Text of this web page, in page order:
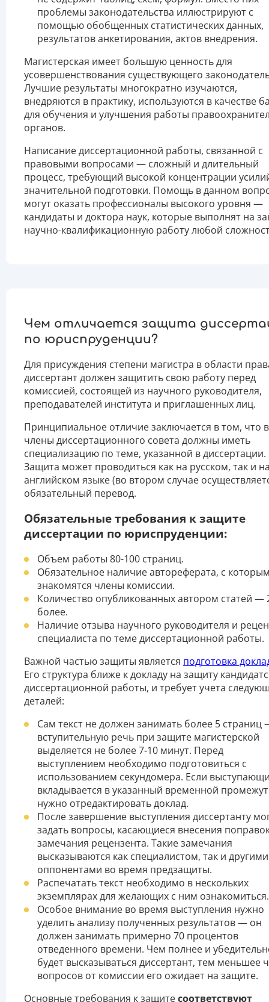
проблемы законодательства иллюстрируют с
помощью обобщенных статистических данных,
результатов анкетирования, актов внедрения.
Магистерская имеет большую ценность для
усовершенствования существующего
Лучшие результаты многократно изучаются,
внедряются в практику, используются в качестве
для обучения и улучшения работы
органов.
Написание диссертационной работы, связанной с
правовыми вопросами — сложный и длительный
процесс, требующий высокой концентрации
значительной подготовки. Помощь в данном
могут оказать профессионалы высокого уровня —
кандидаты и доктора наук, которые выполнят на
научно-квалификационную работу любой
Чем отличается защита
по юриспруденции?
Для присуждения степени магистра в области
диссертант должен защитить свою работу перед
комиссией, состоящей из научного руководителя,
преподавателей института и приглашенных лиц.
Принципиальное отличие заключается в том, что
члены диссертационного совета должны иметь
специализацию по теме, указанной в диссертации.
Защита может проводиться как на русском, так и
английском языке (во втором случае
обязательный перевод.
Обязательные требования к защите
диссертации по юриспруденции:
Объем работы 80-100 страниц.
Обязательное наличие автореферата, с
знакомятся члены комиссии.
Количество опубликованных автором статей —
более.
Наличие отзыва научного руководителя и
специалиста по теме диссертационной работы.
Важной частью защиты является подготовка
Его структура ближе к докладу на защиту
диссертационной работы, и требует учета
деталей:
Сам текст не должен занимать более 5 страниц
вступительную речь при защите магистерской
выделяется не более 7-10 минут. Перед
выступлением необходимо подготовиться с
использованием секундомера. Если
вкладывается в указанный временной
нужно отредактировать доклад.
После завершение выступления диссертанту
задать вопросы, касающиеся внесения
замечания рецензента. Такие замечания
высказываются как специалистом, так и другими
оппонентами во время предзащиты.
Распечатать текст необходимо в нескольких
экземплярах для желающих с ним ознакомиться.
Особое внимание во время выступления нужно
уделить анализу полученных результатов — он
должен занимать примерно 70 процентов
отведенного времени. Чем полнее и
будет высказываться диссертант, тем меньшее
вопросов от комиссии его ожидает на защите.
Основные требования к защитесоответствуют